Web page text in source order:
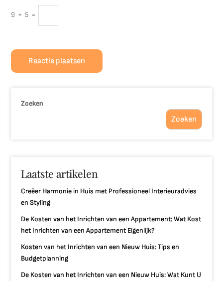
9 + 5 =
Zoeken
Zoeken
Laatste artikelen
Creëer Harmonie in Huis met Professioneel Interieuradvies
en Styling
De Kosten van het Inrichten van een Appartement: Wat Kost
het Inrichten van een Appartement Eigenlijk?
Kosten van het Inrichten van een Nieuw Huis: Tips en
Budgetplanning
De Kosten van het Inrichten van een Nieuw Huis: Wat Kunt U